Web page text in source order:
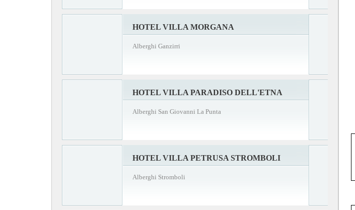
HOTEL VILLA MORGANA
Alberghi Ganzirri
HOTEL VILLA PARADISO DELL'ETNA
Alberghi San Giovanni La Punta
HOTEL VILLA PETRUSA STROMBOLI
Alberghi Stromboli